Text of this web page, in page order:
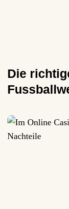
Die